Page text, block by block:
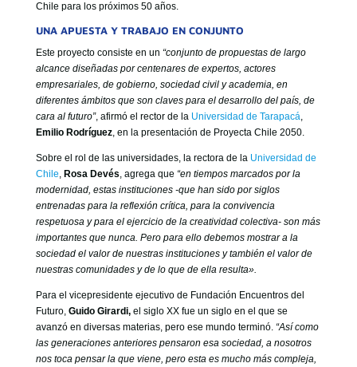
Chile para los próximos 50 años.
UNA APUESTA Y TRABAJO EN CONJUNTO
Este proyecto consiste en un “conjunto de propuestas de largo
alcance diseñadas por centenares de expertos, actores
empresariales, de gobierno, sociedad civil y academia, en
diferentes ámbitos que son claves para el desarrollo del país, de
cara al futuro”, afirmó el rector de la Universidad de Tarapacá,
Emilio Rodríguez, en la presentación de Proyecta Chile 2050.
Sobre el rol de las universidades, la rectora de la Universidad de
Chile, Rosa Devés, agrega que “en tiempos marcados por la
modernidad, estas instituciones -que han sido por siglos
entrenadas para la reflexión crítica, para la convivencia
respetuosa y para el ejercicio de la creatividad colectiva- son más
importantes que nunca. Pero para ello debemos mostrar a la
sociedad el valor de nuestras instituciones y también el valor de
nuestras comunidades y de lo que de ella resulta».
Para el vicepresidente ejecutivo de Fundación Encuentros del
Futuro, Guido Girardi,el siglo XX fue un siglo en el que se
avanzó en diversas materias, pero ese mundo terminó. “Así como
las generaciones anteriores pensaron esa sociedad, a nosotros
nos toca pensar la que viene, pero esta es mucho más compleja,